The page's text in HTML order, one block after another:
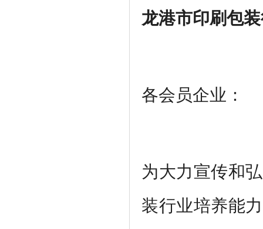
龙港市印刷包
各会员企业：
为大力宣传和
装行业培养能